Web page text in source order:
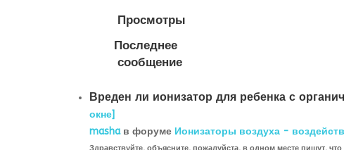
Просмотры
Последнее
сообщение
Вреден ли ионизатор для ребенка с
окне]
mashaв форуме Ионизаторы воздуха -